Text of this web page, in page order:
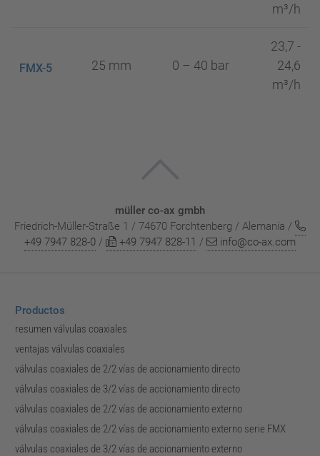
m³/h
FMX-5 25 mm 0 – 40 bar
23,7 -
24,6
m³/h
müller co-ax gmbh
Friedrich-Müller-Straße 1 / 74670 Forchtenberg / Alemania /
+49 7947 828-0 / +49 7947 828-11 / info@co-ax.com
Productos
resumen válvulas coaxiales
ventajas válvulas coaxiales
válvulas coaxiales de 2/2 vías de accionamiento directo
válvulas coaxiales de 3/2 vías de accionamiento directo
válvulas coaxiales de 2/2 vías de accionamiento externo
válvulas coaxiales de 2/2 vías de accionamiento externo serie FMX
válvulas coaxiales de 3/2 vías de accionamiento externo